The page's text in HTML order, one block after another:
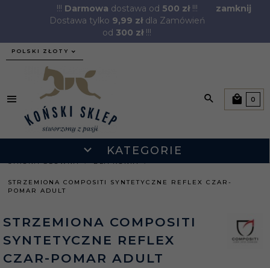
!!! Darmowa dostawa od 500 zł!!!
Dostawa tylko 9,99 złdla Zamówień
od 300 zł!!!
zamknij
currency_h
POLSKI ZŁOTY
KATEGORIE
0
STRONA GŁÓWNA DLA KONIA
STRZEMIONA COMPOSITI SYNTETYCZNE REFLEX CZAR-
POMAR ADULT
STRZEMIONA COMPOSITI
SYNTETYCZNE REFLEX
CZAR-POMAR ADULT